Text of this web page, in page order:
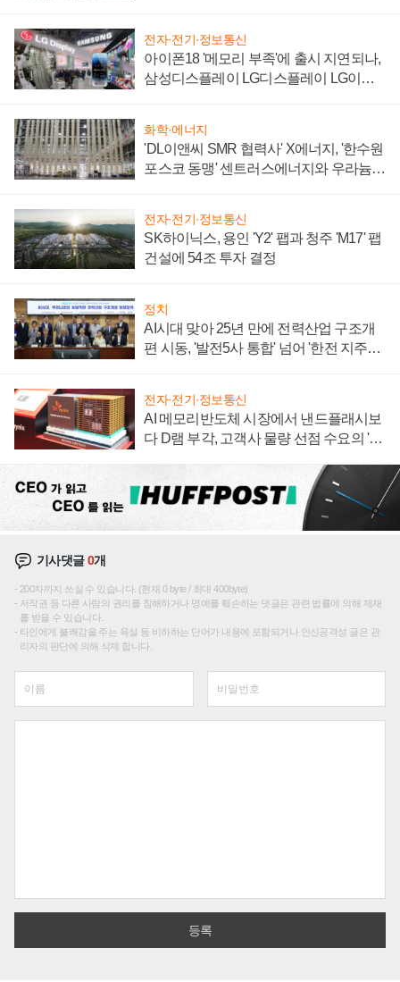
전자·전기·정보통신
아이폰18 '메모리 부족'에 출시 지연되나,
삼성디스플레이 LG디스플레이 LG이노
화학·에너지
'DL이앤씨 SMR 협력사' X에너지, '한수원
포스코 동맹' 센트러스에너지와 우라늄
전자·전기·정보통신
SK하이닉스, 용인 'Y2' 팹과 청주 'M17' 팹
건설에 54조 투자 결정
정치
AI시대 맞아 25년 만에 전력산업 구조개
편 시동, '발전5사 통합' 넘어 '한전 지주사'
전자·전기·정보통신
AI 메모리반도체 시장에서 낸드플래시보
다 D램 부각, 고객사 물량 선점 수요의 '우
기사댓글0개
200자까지 쓰실 수 있습니다. (현재 0 byte / 최대 400byte)
저작권 등 다른 사람의 권리를 침해하거나 명예를 훼손하는 댓글은 관련 법률에 의해 제재
를 받을 수 있습니다.
타인에게 불쾌감을 주는 욕설 등 비하하는 단어가 내용에 포함되거나 인신공격성 글은 관
리자의 판단에 의해 삭제 합니다.